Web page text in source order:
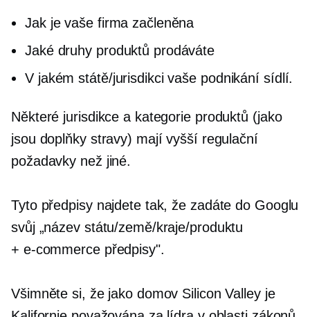
Jak je vaše firma začleněna
Jaké druhy produktů prodáváte
V jakém státě/jurisdikci vaše podnikání sídlí.
Některé jurisdikce a kategorie produktů (jako
jsou doplňky stravy) mají vyšší regulační
požadavky než jiné.
Tyto předpisy najdete tak, že zadáte do Googlu
svůj „název státu/země/kraje/produktu
+ e-commercepředpisy".
Všimněte si, že jako domov Silicon Valley je